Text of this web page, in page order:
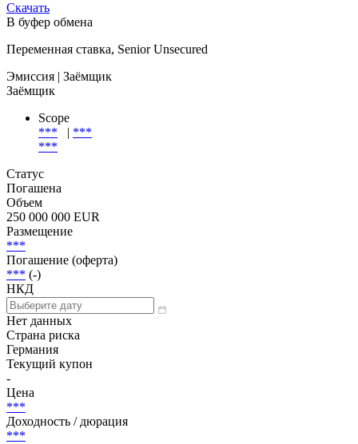
Скачать
В буфер обмена
Переменная ставка, Senior Unsecured
Эмиссия | Заёмщик
Заёмщик
Scope
***
| ***
***
Статус
Погашена
Объем
250 000 000 EUR
Размещение
***
Погашение (оферта)
*** (-)
НКД
Нет данных
Страна риска
Германия
Текущий купон
-
Цена
***
Доходность / дюрация
***